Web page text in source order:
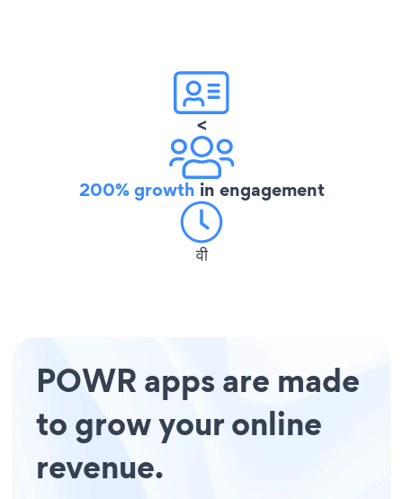
<
200% growth in engagement
वी
POWR apps are made
to grow your online
revenue.